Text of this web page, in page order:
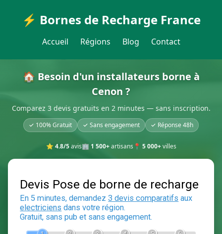
⚡ Bornes de Recharge France
Accueil Régions Blog Contact
🏠 Besoin d'un installateurs borne à
Cenon ?
Comparez 3 devis gratuits en 2 minutes — sans inscription.
✓ 100% Gratuit ✓ Sans engagement ✓ Réponse 48h
⭐ 4.8/5avis🏢 1 500+artisans 📍 5 000+villes
Devis Pose de borne de